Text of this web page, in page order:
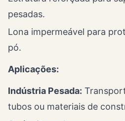
pesadas.
Lona impermeável para
pó.
Aplicações:
Indústria Pesada:
tubos ou materiais de